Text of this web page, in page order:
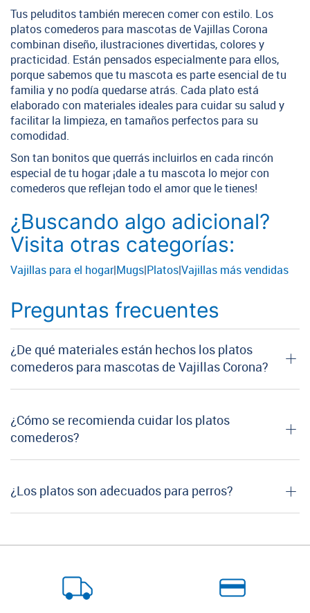
Tus peluditos también merecen comer con estilo. Los
platos comederos para mascotas de Vajillas Corona
combinan diseño, ilustraciones divertidas, colores y
practicidad. Están pensados especialmente para ellos,
porque sabemos que tu mascota es parte esencial de tu
familia y no podía quedarse atrás. Cada plato está
elaborado con materiales ideales para cuidar su salud y
facilitar la limpieza, en tamaños perfectos para su
comodidad.
Son tan bonitos que querrás incluirlos en cada rincón
especial de tu hogar ¡dale a tu mascota lo mejor con
comederos que reflejan todo el amor que le tienes!
¿Buscando algo adicional?
Visita otras categorías:
Vajillas para el hogar|Mugs|Platos|Vajillas más vendidas
Preguntas frecuentes
¿De qué materiales están hechos los platos
comederos para mascotas de Vajillas Corona?
¿Cómo se recomienda cuidar los platos
comederos?
¿Los platos son adecuados para perros?